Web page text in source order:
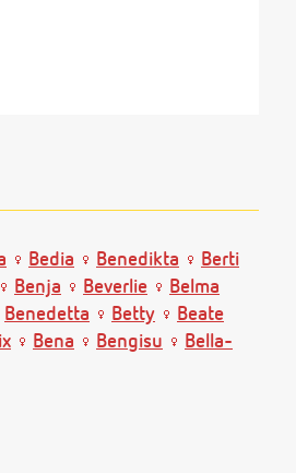
Bedia Benedikta
Berti
Benja Beverlie
Belma
Benedetta Betty
Beate
Bena Bengisu
Bella-